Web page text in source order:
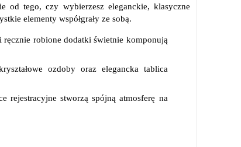
od tego, czy wybierzesz eleganckie, klasyczne
elementy współgrały ze sobą.
ręcznie robione dodatki świetnie komponują
ozdoby oraz elegancka tablica
stworzą spójną atmosferę na